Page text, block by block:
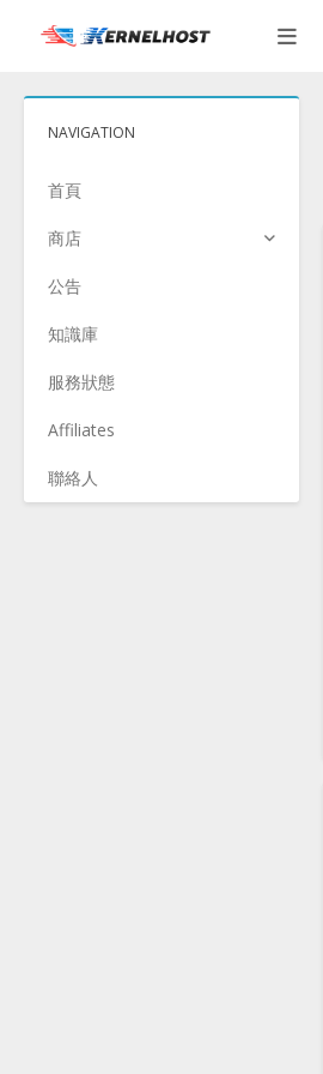
NAVIGATION
首頁
商店
公告
知識庫
服務狀態
Affiliates
聯絡人